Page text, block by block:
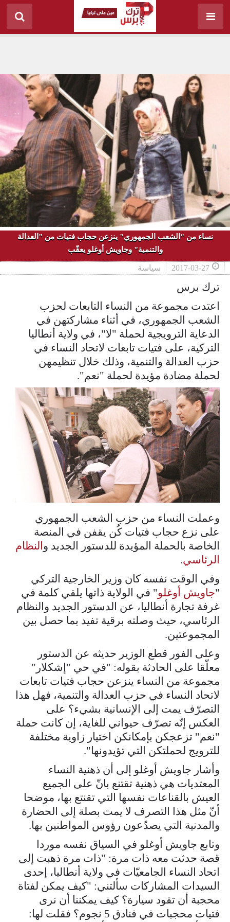
نساء من "الشعب الجمهوري" ينزعن حجاب فتيات من "العدالة
والتنمية" وجاويش أوغلو يعقّب
2017-03-27 سياسة
ترك برس
اعتدت مجموعة من النساء التابعات لحزب
الشعب الجمهوري، في أثناء مشاركتهن في
الدعاية الترويجية لحملة "لا"، في ولاية أنطاليا
التركية، على فتيات تابعات لاتحاد النساء في
حزب العدالة والتنمية، وذلك خلال تنظيمهن
لحملة مضادة مؤيدة لحملة "نعم".
وعملت النساء من حزب الشعب الجمهوري
على نزع حجاب فتيات كُن يقفن في المنصة
الخاصة بالحملة المؤيدة للدستور الجديد و النظام
الرئاسي.
وفي الوقت نفسه كان وزير الخارجية التركي
"جاويش أوغلو" في الولاية ذاتها يلقي كلمة في
غرفة تجارة أنطاليا، عن الدستور الجديد والنظام
الرئاسي، حيث وصلته برقية تفيد بما حصل بين
المجموعتين.
وعلى الفور قطع الوزير حديثه عن الدستور
معلّقا على الحادثة بقوله: "في حي "إشكلار"
مجموعة من النساء ينزعن حجاب فتيات تابعات
لاتحاد النساء في حزب العدالة والتنمية، فهل هذا
التصرّف يمت إلى الإنسانية بشيء؟ على
العكس إنّه تصرّف حيواني للغاية، إن كانت حملة
"نعم" تزعجكن بإمكانكن اختيار زاوية مختلفة
للترويج لحملتكن التي تؤيدونها".
وأشار جاويش أوغلو إلى أن ذهنية النساء
المعتديات هي ذهنية تقتنع بانّ على الجميع
العيش بالقناعات نفسها التي تقنتع بها، موضحا
أنّ مثل هذا التصرف لا يمت بصلة إلى الحضارة
والمدنية التي يصدّعون رؤوس المواطنين بها.
وتابع جاويش أوغلو في السياق نفسه موردا
قصة حدثت معه ذات مرة: "ذات مرة ذهبت إلى
اتحاد النساء الجامعيّات في ولاية أنطاليا، إحدى
السيدات المشاركات سألتني: "كيف يمكن لفتاة
محجبة أن تقود سيارة؟ كيف يمكننا أن نرى
فتيات محجبات في فنادق 5 نجوم؟ فقلت لها: